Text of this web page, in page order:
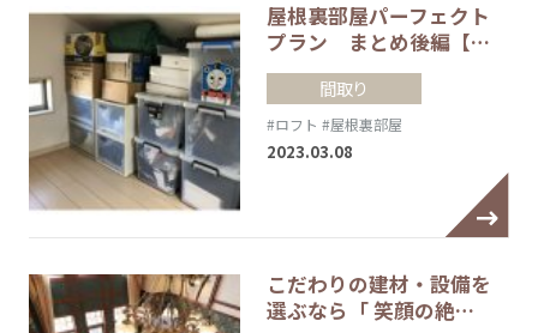
屋根裏部屋パーフェクト
プラン まとめ後編【…
間取り
#ロフト #屋根裏部屋
2023.03.08
こだわりの建材・設備を
選ぶなら「 笑顔の絶…